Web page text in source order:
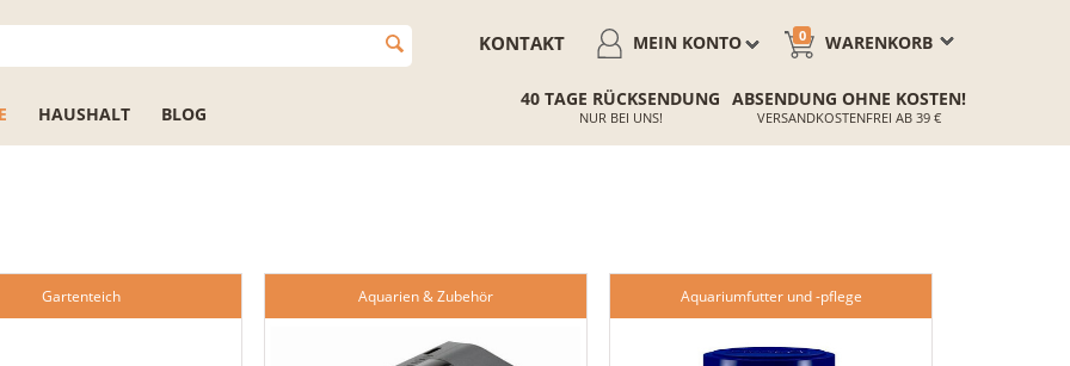
WARENKORB
0
MEIN KONTO
KONTAKT
HAUSHALT BLOG
40 TAGE RÜCKSENDUNG
NUR BEI UNS!
ABSENDUNG OHNE KOSTEN!
VERSANDKOSTENFREI AB 39 €
Gartenteich Aquarien & Zubehör Aquariumfutter und -pflege